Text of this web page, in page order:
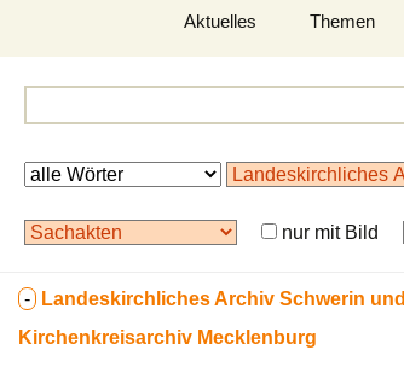
Inhalt
springen
Aktuelles Themen
nur mit Bild
- Landeskirchliches Archiv Schwerin und
Kirchenkreisarchiv Mecklenburg